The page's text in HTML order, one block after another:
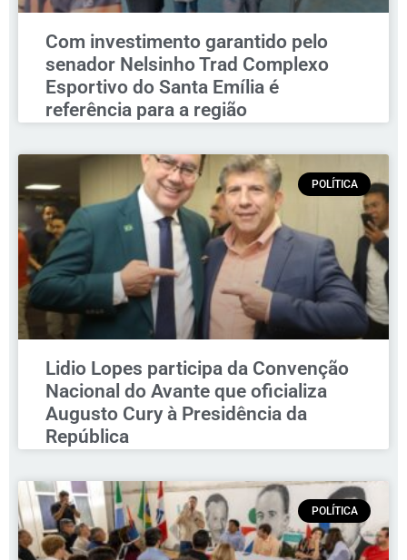
Com investimento garantido pelo
senador Nelsinho Trad Complexo
Esportivo do Santa Emília é
referência para a região
POLÍTICA
Lidio Lopes participa da Convenção
Nacional do Avante que oficializa
Augusto Cury à Presidência da
República
POLÍTICA